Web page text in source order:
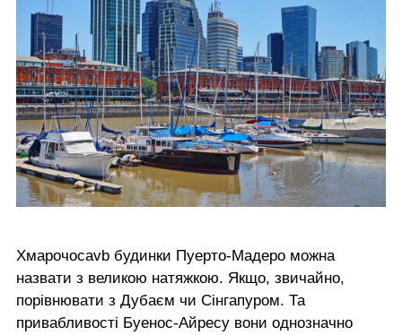
Хмарочосаvb будинки Пуерто-Мадеро можна
назвати з великою натяжкою. Якщо, звичайно,
порівнювати з Дубаєм чи Сінгапуром. Та
привабливості Буенос-Айресу вони однозначно